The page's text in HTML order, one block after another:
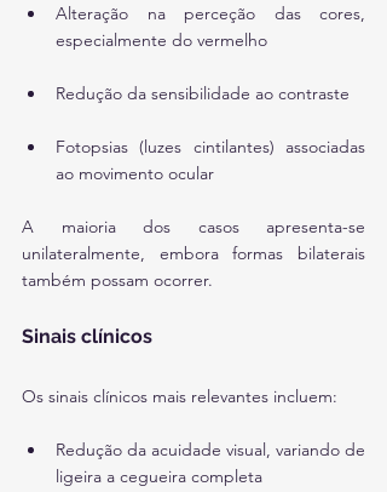
Alteração na perceção das cores,
especialmente do vermelho
Redução da sensibilidade ao contraste
Fotopsias (luzes cintilantes) associadas
ao movimento ocular
A maioria dos casos apresenta-se
unilateralmente, embora formas bilaterais
também possam ocorrer.
Sinais clínicos
Os sinais clínicos mais relevantes incluem:
Redução da acuidade visual, variando de
ligeira a cegueira completa